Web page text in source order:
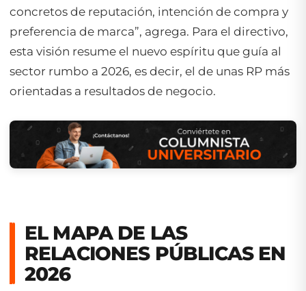
concretos de reputación, intención de compra y
preferencia de marca”, agrega. Para el directivo,
esta visión resume el nuevo espíritu que guía al
sector rumbo a 2026, es decir, el de unas RP más
orientadas a resultados de negocio.
EL MAPA DE LAS
RELACIONES PÚBLICAS EN
2026